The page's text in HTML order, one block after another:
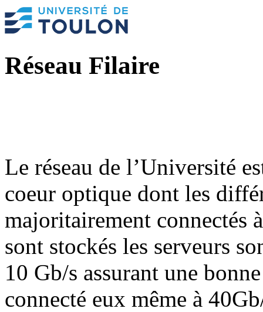
Réseau Filaire
Le réseau de l’Université
coeur optique dont les
majoritairement connectés
sont stockés les serveurs
10 Gb/s assurant une
connecté eux même à